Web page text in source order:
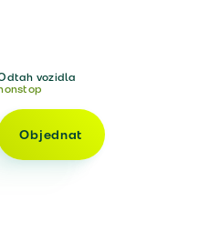
vozidla
Objednat